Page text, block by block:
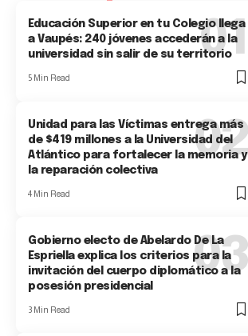
Educación Superior en tu Colegio llega
a Vaupés: 240 jóvenes accederán a la
universidad sin salir de su territorio
5 Min Read
Unidad para las Víctimas entrega más
de $419 millones a la Universidad del
Atlántico para fortalecer la memoria y
la reparación colectiva
4 Min Read
Gobierno electo de Abelardo De La
Espriella explica los criterios para la
invitación del cuerpo diplomático a la
posesión presidencial
3 Min Read